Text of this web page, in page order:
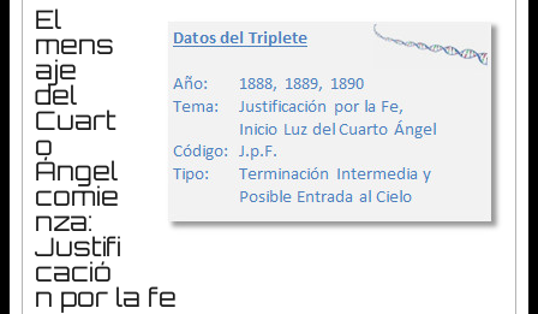
El
mens
aje
del
Cuart
o
Ángel
comie
nza:
Justifi
cació
n por la fe